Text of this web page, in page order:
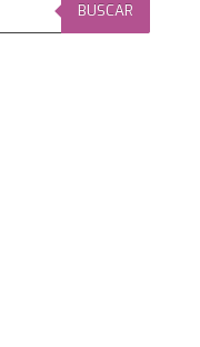
BUSCAR